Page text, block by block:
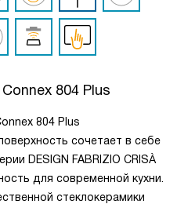
804 Plus
804 Plus
сочетает в себе
DESIGN FABRIZIO CRISÀ
для современной кухни.
стеклокерамики